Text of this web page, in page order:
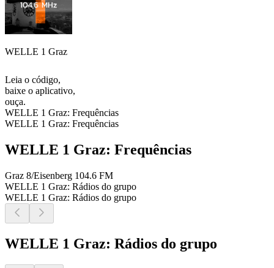
WELLE 1 Graz
Leia o código,
baixe o aplicativo,
ouça.
WELLE 1 Graz: Frequências
WELLE 1 Graz: Frequências
WELLE 1 Graz: Frequências
Graz 8/Eisenberg 104.6 FM
WELLE 1 Graz: Rádios do grupo
WELLE 1 Graz: Rádios do grupo
WELLE 1 Graz: Rádios do grupo